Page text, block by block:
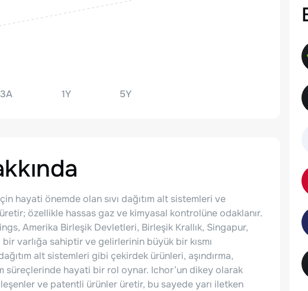
3A 1Y 5Y
hayati önemde olan sıvı dağıtım alt sistemleri ve
özellikle hassas gaz ve kimyasal kontrolüne odaklanır.
Amerika Birleşik Devletleri, Birleşik Krallık, Singapur,
varlığa sahiptir ve gelirlerinin büyük bir kısmı
alt sistemleri gibi çekirdek ürünleri, aşındırma,
süreçlerinde hayati bir rol oynar. Ichor’un dikey olarak
ve patentli ürünler üretir, bu sayede yarı iletken